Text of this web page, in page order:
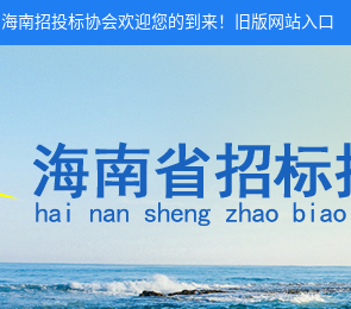
海南招投标协会欢迎您的到来！ 旧版网站入口